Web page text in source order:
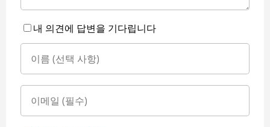
내 의견에 답변을 기다립니다